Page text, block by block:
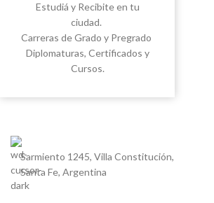
Estudiá y Recibite en tu
ciudad.
Carreras de Grado y Pregrado
Diplomaturas, Certificados y
Cursos.
Visitanos
Sarmiento 1245, Villa Constitución,
Santa Fe, Argentina